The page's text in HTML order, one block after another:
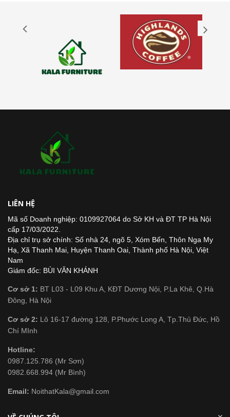
LIÊN HỆ
Mã số Doanh nghiệp: 0109927064 do Sở KH và ĐT TP Hà Nội
cấp 17/03/2022.
Địa chỉ trụ sở chính: Số nhà 24, ngõ 5, Xóm Bến, Thôn Nga My
Hạ, Xã Thanh Mai, Huyện Thanh Oai, Thành phố Hà Nội, Việt
Nam
Giám đốc: BÙI VĂN KHÁNH
Cơ sở 1: BT L03 - L09 Khu A, KĐT Dương Nội, P.La Khê, Q.Hà
Đông, Hà Nội
Cơ sở 2: Lô 16-17 đường 128, P.Phước Long A, Tp.Thủ Đức, Hồ
Chí MInh
Hotline:
0987.125.786 (Mr Sơn)
0982.668.994 (Mr Bình)
Email: NoithatKala@gmail.com